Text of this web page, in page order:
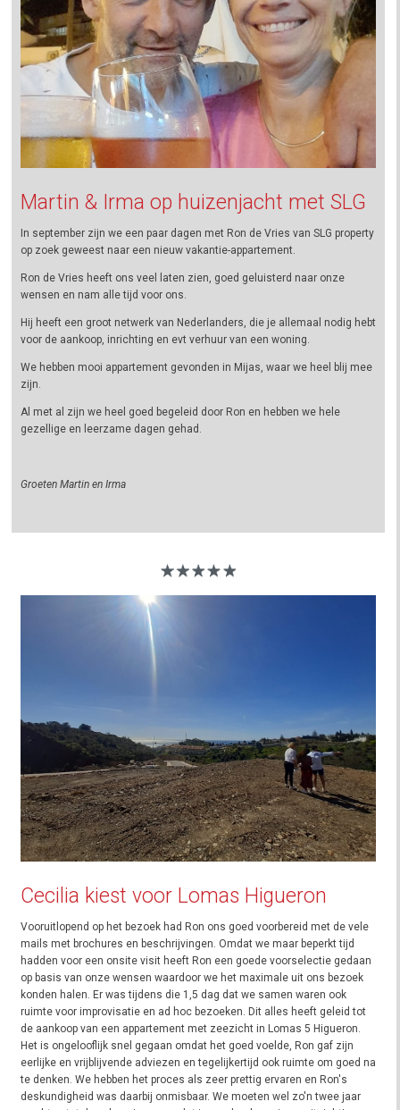
Martin & Irma op huizenjacht met SLG
In september zijn we een paar dagen met Ron de Vries van SLG property
op zoek geweest naar een nieuw vakantie-appartement.
Ron de Vries heeft ons veel laten zien, goed geluisterd naar onze
wensen en nam alle tijd voor ons.
Hij heeft een groot netwerk van Nederlanders, die je allemaal nodig hebt
voor de aankoop, inrichting en evt verhuur van een woning.
We hebben mooi appartement gevonden in Mijas, waar we heel blij mee
zijn.
Al met al zijn we heel goed begeleid door Ron en hebben we hele
gezellige en leerzame dagen gehad.
Groeten Martin en Irma
Cecilia kiest voor Lomas Higueron
Vooruitlopend op het bezoek had Ron ons goed voorbereid met de vele
mails met brochures en beschrijvingen. Omdat we maar beperkt tijd
hadden voor een onsite visit heeft Ron een goede voorselectie gedaan
op basis van onze wensen waardoor we het maximale uit ons bezoek
konden halen. Er was tijdens die 1,5 dag dat we samen waren ook
ruimte voor improvisatie en ad hoc bezoeken. Dit alles heeft geleid tot
de aankoop van een appartement met zeezicht in Lomas 5 Higueron.
Het is ongelooflijk snel gegaan omdat het goed voelde, Ron gaf zijn
eerlijke en vrijblijvende adviezen en tegelijkertijd ook ruimte om goed na
te denken. We hebben het proces als zeer prettig ervaren en Ron's
deskundigheid was daarbij onmisbaar. We moeten wel zo'n twee jaar